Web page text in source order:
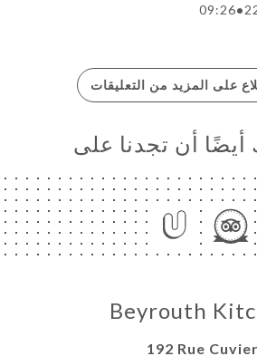
•
09:26
على المزيد من التعليقات
أن تجدنا على
Beyrouth
192 Rue Cuvier